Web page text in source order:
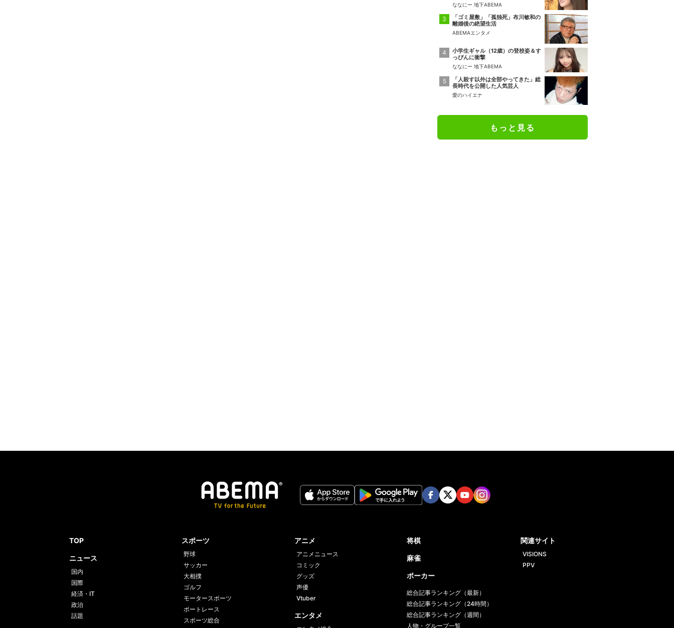
ななにー 地下ABEMA
「ゴミ屋敷」「孤独死」布川敏和の
離婚後の絶望生活
ABEMAエンタメ
小学生ギャル（12歳）の登校姿＆す
っぴんに衝撃
ななにー 地下ABEMA
「人殺す以外は全部やってきた」総
長時代を公開した人気芸人
愛のハイエナ
もっと見る
TOP
ニュース
国内
国際
経済・IT
政治
話題
スポーツ
野球
サッカー
大相撲
ゴルフ
モータースポーツ
ボートレース
スポーツ総合
アニメ
アニメニュース
コミック
グッズ
声優
Vtuber
エンタメ
将棋
麻雀
ポーカー
総合記事ランキング（最新）
総合記事ランキング（24時間）
総合記事ランキング（週間）
人物・グループ一覧
関連サイト
VISIONS
PPV